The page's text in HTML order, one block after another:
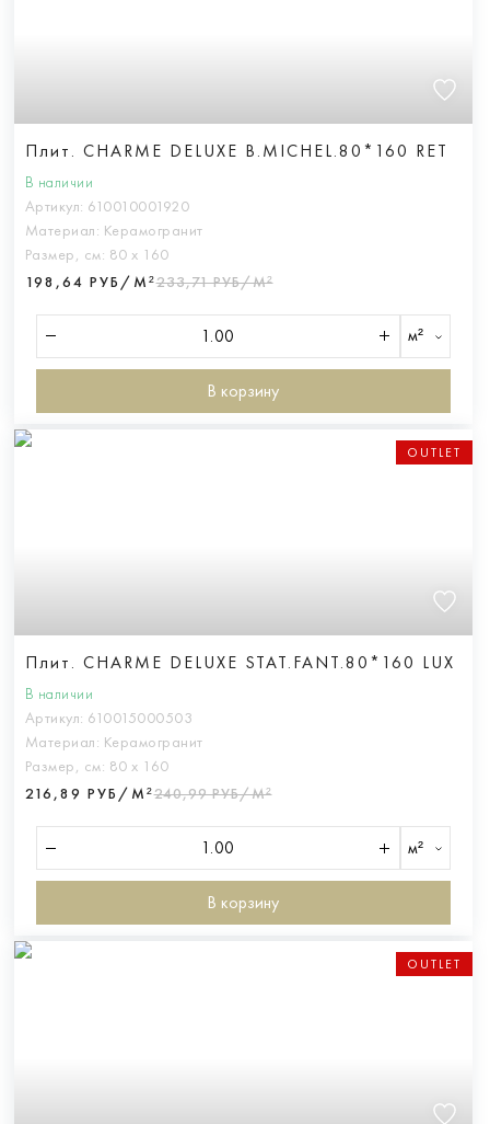
Плит. CHARME DELUXE B.MICHEL.80*160 RET
В наличии
Артикул: 610010001920
Материал: Керамогранит
Размер, см: 80 х 160
198,64 РУБ/М²233,71 РУБ/М²
м²
В корзину
OUTLET
Плит. CHARME DELUXE STAT.FANT.80*160 LUX
В наличии
Артикул: 610015000503
Материал: Керамогранит
Размер, см: 80 х 160
216,89 РУБ/М²240,99 РУБ/М²
м²
В корзину
OUTLET